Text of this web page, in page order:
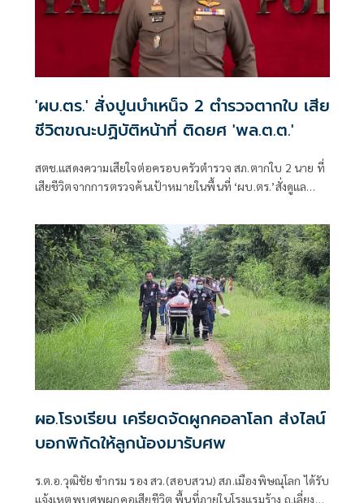
'ผบ.ตร.' สั่งปูนบำเหน็จ 2 ตำรวจตากใบ เสีย
ชีวิตขณะปฏิบัติหน้าที่ ติดยศ 'พล.ต.ต.'
สตช.แสดงความเสียใจต่อครอบครัวตำรวจ สภ.ตากใบ 2 นาย ที่
เสียชีวิตจากการตรวจค้นเป้าหมายในพื้นที่ ‘ผบ.ตร.’สั่งดูแล
จากเหตุดังกล่าว
ผอ.โรงเรียน เครียดจัดผูกคอลาโลก ส่งไลน์
บอกพิกัดให้ลูกน้องมารับศพ
ร.ต.อ.วุฒิชัย ขำกรม รอง สว.(สอบสวน) สภ.เมืองพิษณุโลก ได้รับ
แจ้งเหตุพบศพผูกคอเสียชีวิต พื้นที่ภายในโรงแรมร้าง ถ.เลี่ยง